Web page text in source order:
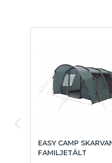
EASY CAMP
FAMILJETÄLT